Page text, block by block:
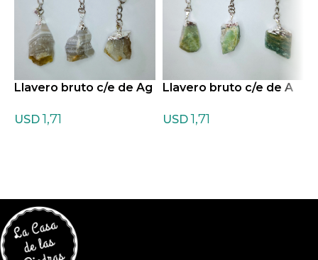
Llavero bruto c/e de Ag
USD 1,71
Llavero bruto c/e de A
USD 1,71